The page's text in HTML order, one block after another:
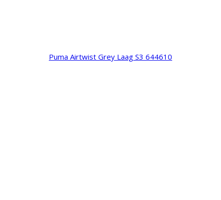
Puma Airtwist Grey Laag S3 644610